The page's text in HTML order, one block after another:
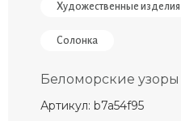
Художественные
Солонка
Беломорские узоры
Артикул: b7a54f95